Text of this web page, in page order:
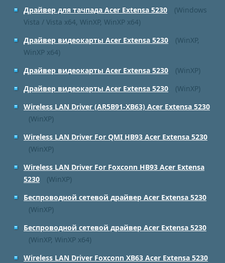
Драйвер для тачпада Acer Extensa 5230
(Windows
Vista / Vista x64, WinXP, WinXP x64)
Драйвер видеокарты Acer Extensa 5230
(WinXP,
WinXP x64)
Драйвер видеокарты Acer Extensa 5230
(WinXP)
Драйвер видеокарты Acer Extensa 5230
(WinXP)
Wireless LAN Driver (AR5B91-XB63) Acer Extensa 5230
(WinXP)
Wireless LAN Driver For QMI HB93 Acer Extensa 5230
(WinXP)
Wireless LAN Driver For Foxconn HB93 Acer Extensa
5230
(WinXP)
Беспроводной сетевой драйвер Acer Extensa 5230
(WinXP)
Беспроводной сетевой драйвер Acer Extensa 5230
(WinXP, WinXP x64)
Wireless LAN Driver Foxconn XB63 Acer Extensa 5230